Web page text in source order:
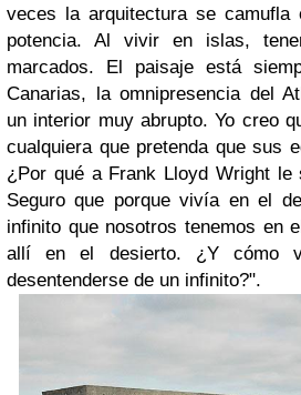
veces la arquitectura se
potencia. Al vivir en islas,
marcados. El paisaje está
Canarias, la omnipresencia del
un interior muy abrupto. Yo creo
cualquiera que pretenda que sus
¿Por qué a Frank Lloyd Wright le
Seguro que porque vivía en el
infinito que nosotros tenemos en
allí en el desierto. ¿Y cómo
desentenderse de un infinito?".